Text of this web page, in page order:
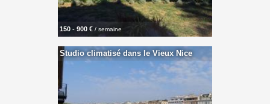
150 - 900 € / semaine
Studio climatisé dans le Vieux Nice